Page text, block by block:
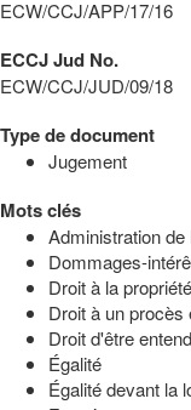
ECW/CCJ/APP/17/16
ECCJ Jud No.
ECW/CCJ/JUD/09/18
Type de document
Jugement
Mots clés
Administration de
Dommages-
Droit à la propriété
Droit à un procès
Droit d'être
Égalité
Égalité devant la